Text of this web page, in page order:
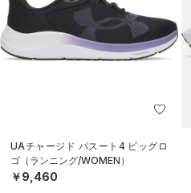
UAチャージド パスート4 ビッグロ
ゴ（ランニング/WOMEN）
￥9,460